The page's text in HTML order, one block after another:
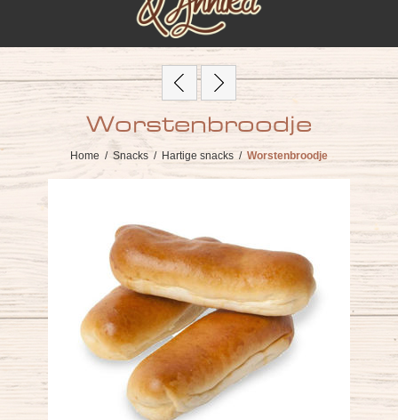
Worstenbroodje
Home / Snacks / Hartige snacks / Worstenbroodje